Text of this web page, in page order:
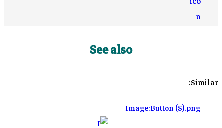
See also
Similar:
Image:Button (S).png